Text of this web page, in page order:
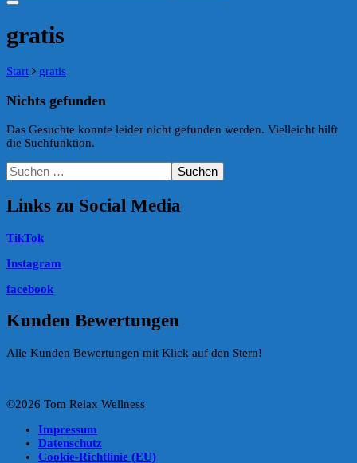
gratis
Start gratis
Nichts gefunden
Das Gesuchte konnte leider nicht gefunden werden. Vielleicht hilft
die Suchfunktion.
Suchen
nach:
Links zu Social Media
TikTok
Instagram
facebook
Kunden Bewertungen
Alle Kunden Bewertungen mit Klick auf den Stern!
©2026 Tom Relax Wellness
Impressum
Datenschutz
Cookie-Richtlinie (EU)